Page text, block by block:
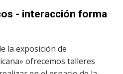
- interacción forma
la exposición de
ofrecemos talleres